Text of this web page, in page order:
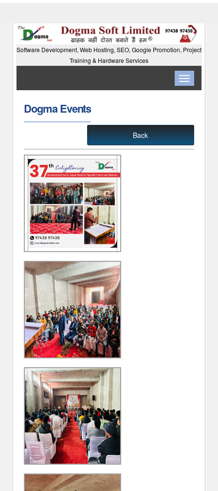
Software Development, Web Hosting, SEO, Google Promotion, Project
Training & Hardware Services
Toggle
navigation
Dogma Events
Back